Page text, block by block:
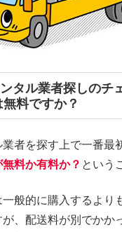
タル業者探しのチ
料ですか？
者を探す上で一番最
料か有料か？ という
一般的に購入するより
、配送料が別でかか